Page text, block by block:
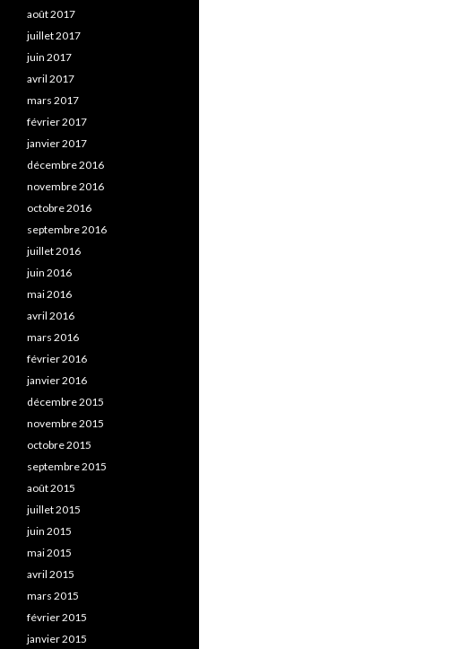
août 2017
juillet 2017
juin 2017
avril 2017
mars 2017
février 2017
janvier 2017
décembre 2016
novembre 2016
octobre 2016
septembre 2016
juillet 2016
juin 2016
mai 2016
avril 2016
mars 2016
février 2016
janvier 2016
décembre 2015
novembre 2015
octobre 2015
septembre 2015
août 2015
juillet 2015
juin 2015
mai 2015
avril 2015
mars 2015
février 2015
janvier 2015